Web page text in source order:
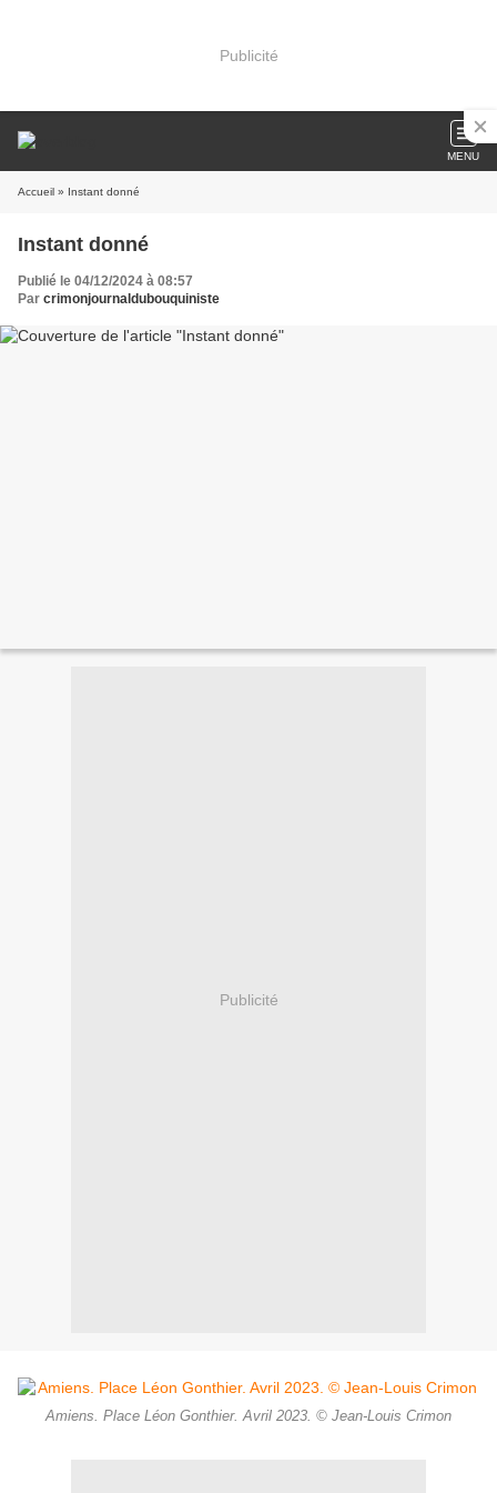
Publicité
MENU
Accueil » Instant donné
Instant donné
Publié le 04/12/2024 à 08:57
Par crimonjournaldubouquiniste
Publicité
Amiens. Place Léon Gonthier. Avril 2023. © Jean-Louis Crimon